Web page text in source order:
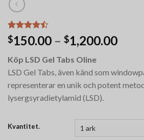
Betygsatt
4.44av 5
9
kundrecensioner
$150.00 – $1,200.00
Köp LSD Gel Tabs Oline
LSD Gel Tabs, även känd som
representerar en unik och potent
lysergsyradietylamid (LSD).
Kvantitet.